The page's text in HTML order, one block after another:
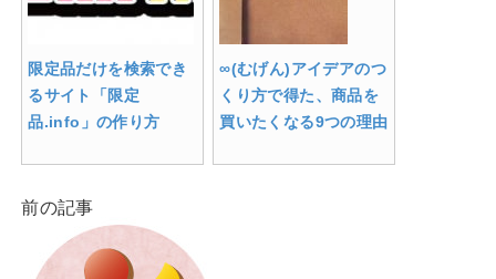
限定品だけを検索でき
るサイト「限定
品.info」の作り方
∞(むげん)アイデアのつ
くり方で得た、商品を
買いたくなる9つの理由
前の記事